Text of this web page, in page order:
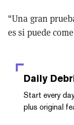
"Una gran
es si puede
Daily
Start every
plus original